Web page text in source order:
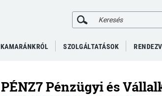
KAMARÁNKRÓL SZOLGÁLTATÁSOK
PÉNZ7 Pénzügyi és